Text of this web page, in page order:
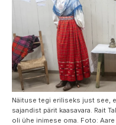
Näituse tegi eriliseks just see,
sajandist pärit kaasavara. Rait
oli ühe inimese oma. Foto: Aare